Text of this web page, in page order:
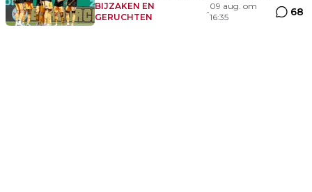
BIJZAKEN EN
GERUCHTEN
•
09 aug. om
16:35
68